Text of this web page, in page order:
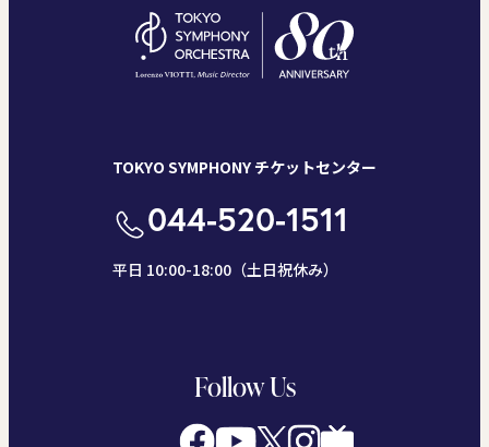
TOKYO SYMPHONY チケットセンター
044-520-1511
平日 10:00-18:00（土日祝休み）
Follow Us